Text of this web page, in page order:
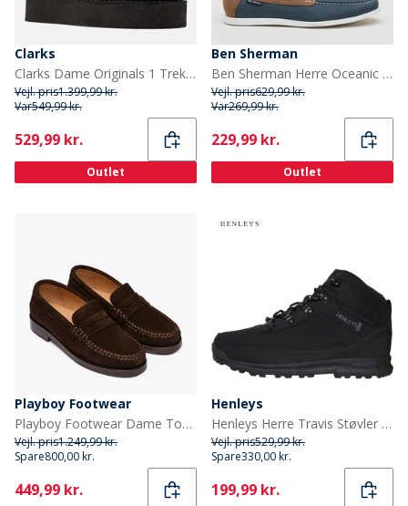
Clarks
Clarks Dame Originals 1 Trek Wedge D Sko 1219 Black Suede
Vejl. pris1.399,99 kr.
Var549,99 kr.
Current
529,99 kr.
Outlet
Ben Sherman
Ben Sherman Herre Oceanic Sejlersko Lys Marineblå
Vejl. pris629,99 kr.
Var269,99 kr.
Current
229,99 kr.
Outlet
Playboy Footwear
Playboy Footwear Dame Toc1936 Norah Sko Mørkebrun Ruskind Dk.Brown Suede
Vejl. pris1.249,99 kr.
Spare800,00 kr.
Current
449,99 kr.
Henleys
Henleys Herre Travis Støvler Sort
Vejl. pris529,99 kr.
Spare330,00 kr.
Current
199,99 kr.